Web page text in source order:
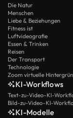
Die Natur
Menschen
Liebe & Beziehungen
Fitness ist
Luftvideografie
Essen & Trinken
Reisen
Der Transport
Technologie
Zoom virtuelle
KI-Workflows
Text-zu-Video-KI-
Bild-zu-Video-KI-
KI-Modelle